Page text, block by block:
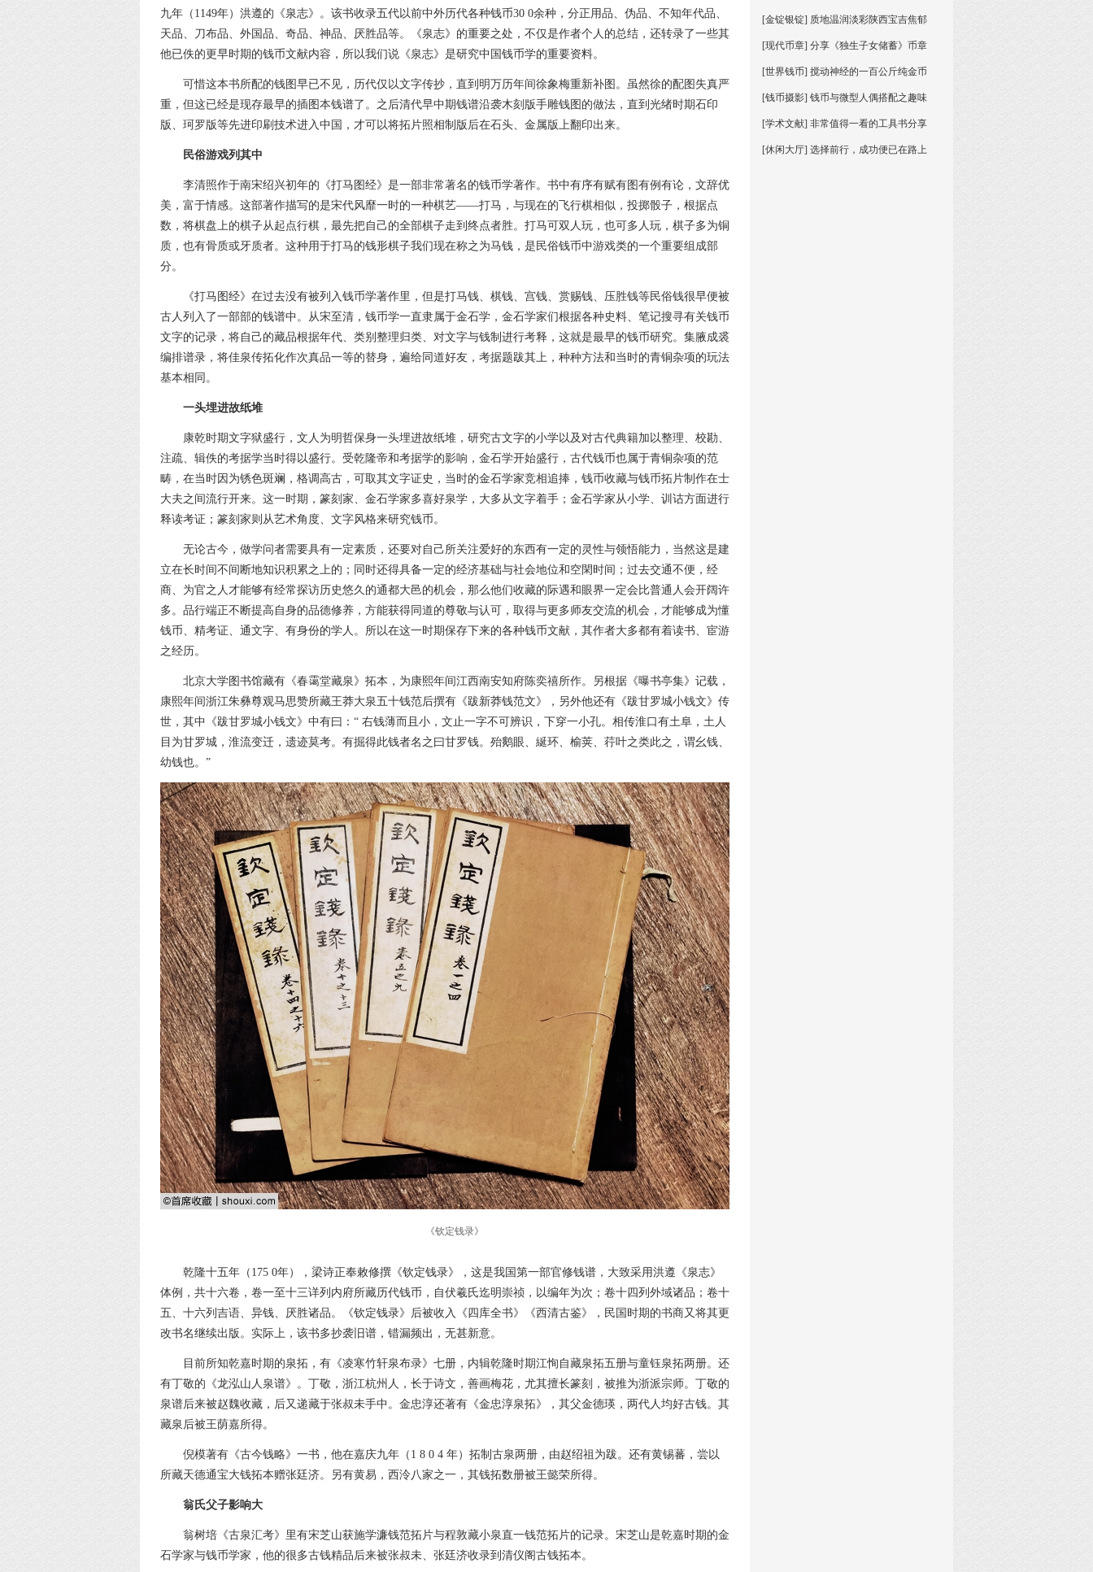
九年（1149年）洪遵的《泉志》。该书收录五代以前中外历代各种钱币30 0余种，分正用品、伪品、不知年代品、
天品、刀布品、外国品、奇品、神品、厌胜品等。《泉志》的重要之处，不仅是作者个人的总结，还转录了一些其
他已佚的更早时期的钱币文献内容，所以我们说《泉志》是研究中国钱币学的重要资料。
可惜这本书所配的钱图早已不见，历代仅以文字传抄，直到明万历年间徐象梅重新补图。虽然徐的配图失真严
重，但这已经是现存最早的插图本钱谱了。之后清代早中期钱谱沿袭木刻版手雕钱图的做法，直到光绪时期石印
版、珂罗版等先进印刷技术进入中国，才可以将拓片照相制版后在石头、金属版上翻印出来。
民俗游戏列其中
李清照作于南宋绍兴初年的《打马图经》是一部非常著名的钱币学著作。书中有序有赋有图有例有论，文辞优
美，富于情感。这部著作描写的是宋代风靡一时的一种棋艺——打马，与现在的飞行棋相似，投掷骰子，根据点
数，将棋盘上的棋子从起点行棋，最先把自己的全部棋子走到终点者胜。打马可双人玩，也可多人玩，棋子多为铜
质，也有骨质或牙质者。这种用于打马的钱形棋子我们现在称之为马钱，是民俗钱币中游戏类的一个重要组成部
分。
《打马图经》在过去没有被列入钱币学著作里，但是打马钱、棋钱、宫钱、赏赐钱、压胜钱等民俗钱很早便被
古人列入了一部部的钱谱中。从宋至清，钱币学一直隶属于金石学，金石学家们根据各种史料、笔记搜寻有关钱币
文字的记录，将自己的藏品根据年代、类别整理归类、对文字与钱制进行考释，这就是最早的钱币研究。集腋成裘
编排谱录，将佳泉传拓化作次真品一等的替身，遍给同道好友，考据题跋其上，种种方法和当时的青铜杂项的玩法
基本相同。
一头埋进故纸堆
康乾时期文字狱盛行，文人为明哲保身一头埋进故纸堆，研究古文字的小学以及对古代典籍加以整理、校勘、
注疏、辑佚的考据学当时得以盛行。受乾隆帝和考据学的影响，金石学开始盛行，古代钱币也属于青铜杂项的范
畴，在当时因为锈色斑斓，格调高古，可取其文字证史，当时的金石学家竞相追捧，钱币收藏与钱币拓片制作在士
大夫之间流行开来。这一时期，篆刻家、金石学家多喜好泉学，大多从文字着手；金石学家从小学、训诂方面进行
释读考证；篆刻家则从艺术角度、文字风格来研究钱币。
无论古今，做学问者需要具有一定素质，还要对自己所关注爱好的东西有一定的灵性与领悟能力，当然这是建
立在长时间不间断地知识积累之上的；同时还得具备一定的经济基础与社会地位和空閑时间；过去交通不便，经
商、为官之人才能够有经常探访历史悠久的通都大邑的机会，那么他们收藏的际遇和眼界一定会比普通人会开阔许
多。品行端正不断提高自身的品德修养，方能获得同道的尊敬与认可，取得与更多师友交流的机会，才能够成为懂
钱币、精考证、通文字、有身份的学人。所以在这一时期保存下来的各种钱币文献，其作者大多都有着读书、宦游
之经历。
北京大学图书馆藏有《春霭堂藏泉》拓本，为康熙年间江西南安知府陈奕禧所作。另根据《曝书亭集》记载，
康熙年间浙江朱彝尊观马思赞所藏王莽大泉五十钱范后撰有《跋新莽钱范文》，另外他还有《跋甘罗城小钱文》传
世，其中《跋甘罗城小钱文》中有曰：“ 右钱薄而且小，文止一字不可辨识，下穿一小孔。相传淮口有土阜，土人
目为甘罗城，淮流变迁，遗迹莫考。有掘得此钱者名之曰甘罗钱。殆鹅眼、綖环、榆荚、荇叶之类此之，谓幺钱、
幼钱也。”
《钦定钱录》
乾隆十五年（175 0年），梁诗正奉敕修撰《钦定钱录》，这是我国第一部官修钱谱，大致采用洪遵《泉志》
体例，共十六卷，卷一至十三详列内府所藏历代钱币，自伏羲氏迄明崇祯，以编年为次；卷十四列外域诸品；卷十
五、十六列吉语、异钱、厌胜诸品。《钦定钱录》后被收入《四库全书》《西清古鉴》，民国时期的书商又将其更
改书名继续出版。实际上，该书多抄袭旧谱，错漏频出，无甚新意。
目前所知乾嘉时期的泉拓，有《凌寒竹轩泉布录》七册，内辑乾隆时期江恂自藏泉拓五册与童钰泉拓两册。还
有丁敬的《龙泓山人泉谱》。丁敬，浙江杭州人，长于诗文，善画梅花，尤其擅长篆刻，被推为浙派宗师。丁敬的
泉谱后来被赵魏收藏，后又递藏于张叔未手中。金忠淳还著有《金忠淳泉拓》，其父金德瑛，两代人均好古钱。其
藏泉后被王荫嘉所得。
倪模著有《古今钱略》一书，他在嘉庆九年（1 8 0 4 年）拓制古泉两册，由赵绍祖为跋。还有黄锡蕃，尝以
所藏天德通宝大钱拓本赠张廷济。另有黄易，西泠八家之一，其钱拓数册被王懿荣所得。
翁氏父子影响大
翁树培《古泉汇考》里有宋芝山获施学濂钱范拓片与程敦藏小泉直一钱范拓片的记录。宋芝山是乾嘉时期的金
石学家与钱币学家，他的很多古钱精品后来被张叔未、张廷济收录到清仪阁古钱拓本。
[金锭银锭] 质地温润淡彩陕西宝吉焦郁
[现代币章] 分享《独生子女储蓄》币章
[世界钱币] 搅动神经的一百公斤纯金币
[钱币摄影] 钱币与微型人偶搭配之趣味
[学术文献] 非常值得一看的工具书分享
[休闲大厅] 选择前行，成功便已在路上